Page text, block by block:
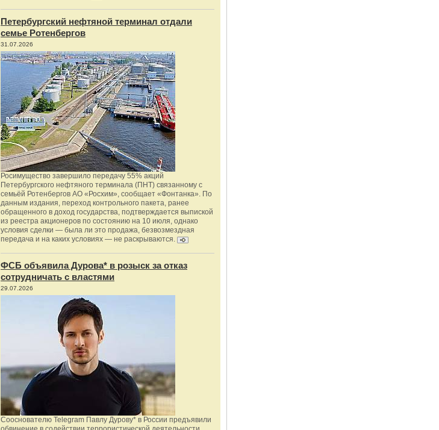
Петербургский нефтяной терминал отдали
семье Ротенбергов
31.07.2026
Росимущество завершило передачу 55% акций
Петербургского нефтяного терминала (ПНТ) связанному с
семьёй Ротенбергов АО «Росхим», сообщает «Фонтанка». По
данным издания, переход контрольного пакета, ранее
обращенного в доход государства, подтверждается выпиской
из реестра акционеров по состоянию на 10 июля, однако
условия сделки — была ли это продажа, безвозмездная
передача и на каких условиях — не раскрываются.
ФСБ объявила Дурова* в розыск за отказ
сотрудничать с властями
29.07.2026
Сооснователю Telegram Павлу Дурову* в России предъявили